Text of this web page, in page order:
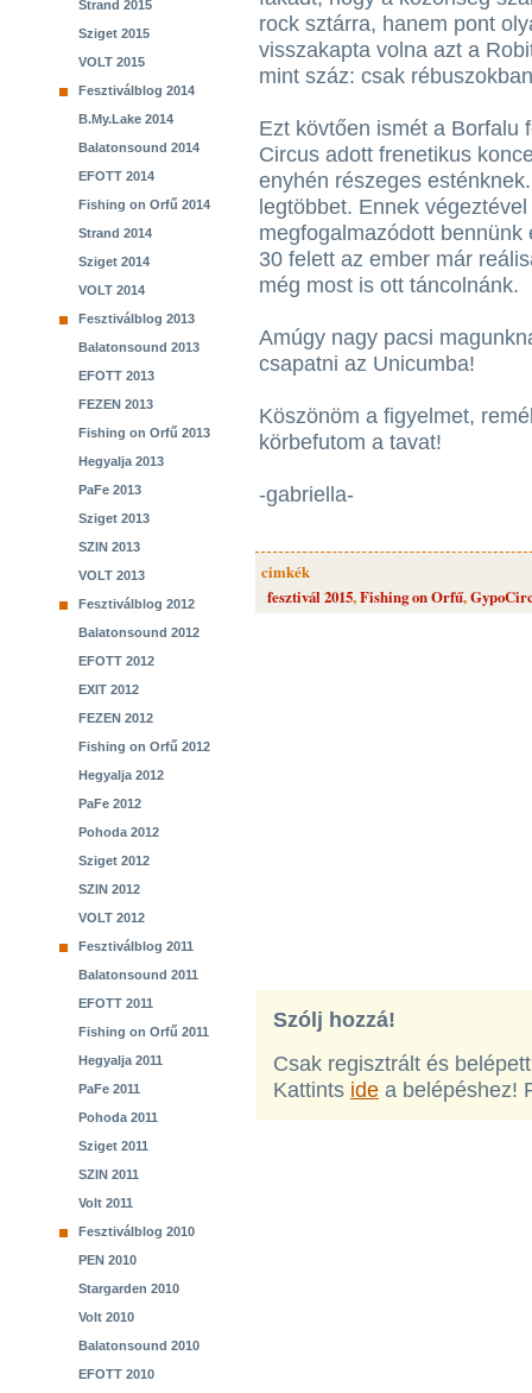
Strand 2015
Sziget 2015
VOLT 2015
Fesztiválblog 2014
B.My.Lake 2014
Balatonsound 2014
EFOTT 2014
Fishing on Orfű 2014
Strand 2014
Sziget 2014
VOLT 2014
Fesztiválblog 2013
Balatonsound 2013
EFOTT 2013
FEZEN 2013
Fishing on Orfű 2013
Hegyalja 2013
PaFe 2013
Sziget 2013
SZIN 2013
VOLT 2013
Fesztiválblog 2012
Balatonsound 2012
EFOTT 2012
EXIT 2012
FEZEN 2012
Fishing on Orfű 2012
Hegyalja 2012
PaFe 2012
Pohoda 2012
Sziget 2012
SZIN 2012
VOLT 2012
Fesztiválblog 2011
Balatonsound 2011
EFOTT 2011
Fishing on Orfű 2011
Hegyalja 2011
PaFe 2011
Pohoda 2011
Sziget 2011
SZIN 2011
Volt 2011
Fesztiválblog 2010
PEN 2010
Stargarden 2010
Volt 2010
Balatonsound 2010
EFOTT 2010
rock sztárra, hanem pont
visszakapta volna azt a
mint száz: csak
Ezt kövtően ismét a Borfalu
Circus adott frenetikus
enyhén részeges
legtöbbet. Ennek
megfogalmazódott
30 felett az ember már
még most is ott táncolnánk.
Amúgy nagy pacsi
csapatni az Unicumba!
Köszönöm a figyelmet,
körbefutom a tavat!
-gabriella-
cimkék
fesztivál 2015,Fishing on Orfű,
Szólj hozzá!
Csak regisztrált és
Kattints ide a belépéshez!